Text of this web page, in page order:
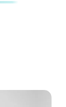
Gun…